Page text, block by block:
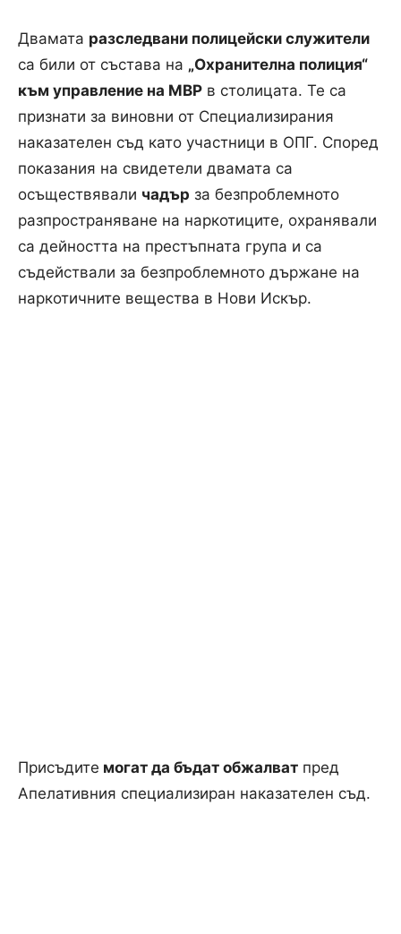
Двамата разследвани полицейски служители
са били от състава на „Охранителна полиция“
към управление на МВР в столицата. Те са
признати за виновни от Специализирания
наказателен съд като участници в ОПГ. Според
показания на свидетели двамата са
осъществявали чадър за безпроблемното
разпространяване на наркотиците, охранявали
са дейността на престъпната група и са
съдействали за безпроблемното държане на
наркотичните вещества в Нови Искър.
Присъдите могат да бъдат обжалват пред
Апелативния специализиран наказателен съд.